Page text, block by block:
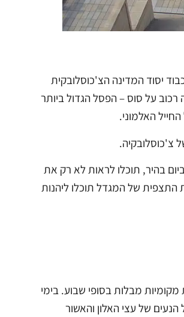
הבולט ביותר של הגבעה הוא האנדרטה הלאומית המרשימה, שנבנתה בין השנים 1929-1938 לכבוד יסוד המדינה הצ'כוסלובקית
על סוס – הפסל הגדול ביותר
האלמוני.
צ'כוסלובקיה.
בפראג. ביום בהיר, תוכלו לראות לא רק את
בבית הקפה שנמצא במרפסת התצפית של המגדל תוכלו ליהנות
מבלות בסופי שבוע. בימי
של עצי האלון והאשור